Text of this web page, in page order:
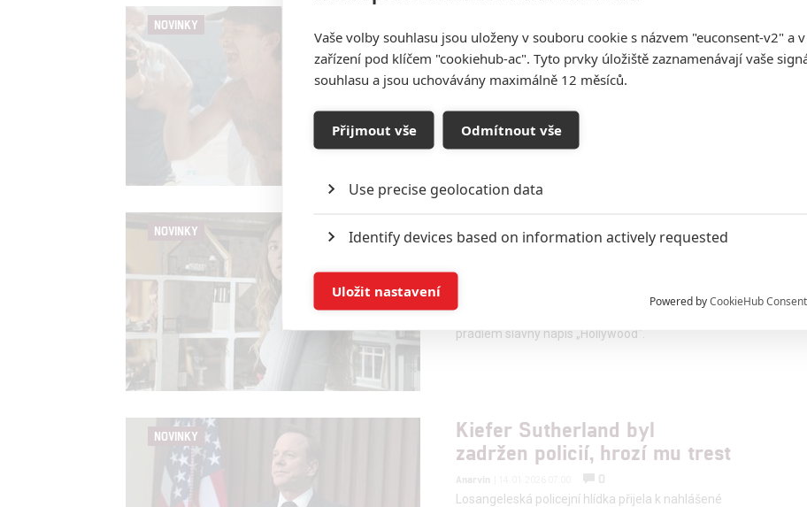
NOVINKY
potíže se zákonem
Anarvin | 18.02.2026 09:00
0
Problémový herec má na krku další skandál.
personálem baru a následné obvinění z napadení.
NOVINKY
v průšvihu po podprsenkovém
extempore
prádlem slavný nápis „Hollywood“.
NOVINKY
Kiefer Sutherland byl
zadržen policií, hrozí mu trest
Anarvin
0
Losangeleská policejní hlídka přijela k nahlášené
Vaše volby souhlasu jsou uloženy v souboru cookie s názvem "euconsent-v2" a
zařízení pod klíčem "cookiehub-ac". Tyto prvky úložiště zaznamenávají vaše
souhlasu a jsou uchovávány maximálně 12 měsíců.
Přijmout vše Odmítnout vše
Use precise geolocation data
Identify devices based on information actively requested
Store and/or access information on a device
Advertising based on limited data and advertising measurement
Personalised content, content measurement, audience research,
Udělením souhlasu s účely a funkcemi zde uvedenými dáváte nám i našim
možnost: Ensure security, prevent and detect fraud, and fix errors, Deliver and
advertising and content
Powered byCookieHub
Uložit nastavení